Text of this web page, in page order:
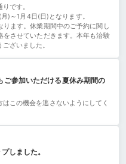
です。
)～1月4日(日)となります。
ます。休業期間中のご予約に関し
をさせていただきます。本年も治験
ざいました。
ご参加いただける夏休み期間の
この機会を逃さないようにしてく
しました。